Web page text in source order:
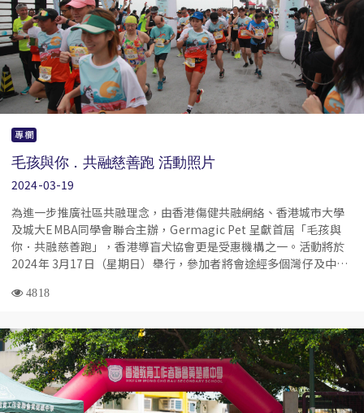
專欄
毛孩與你．共融慈善跑 活動照片
2024-03-19
為進一步推廣社區共融理念，由香港傷健共融網絡、香港城市大學
及城大EMBA同學會聯合主辦，Germagic Pet 呈獻首屆「毛孩與
你．共融慈善跑」，香港導盲犬協會更是受惠機構之一。活動將於
2024年 3月17日（星期日）舉行，參加者將會途經多個灣仔及中西
4818